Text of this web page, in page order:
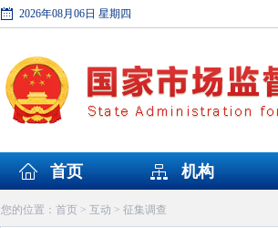
2026年08月06日 星期四
首页 机构
您的位置： 首页> 互动 > 征集调查